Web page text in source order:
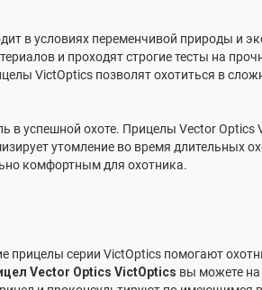
в условиях переменчивой природы и
и проходят строгие тесты на
VictOptics позволят охотиться в
в успешной охоте. Прицелы Vector
утомление во время длительных
комфортным для охотника.
прицелы серии VictOptics помогают
Vector Optics VictOptics вы можете на